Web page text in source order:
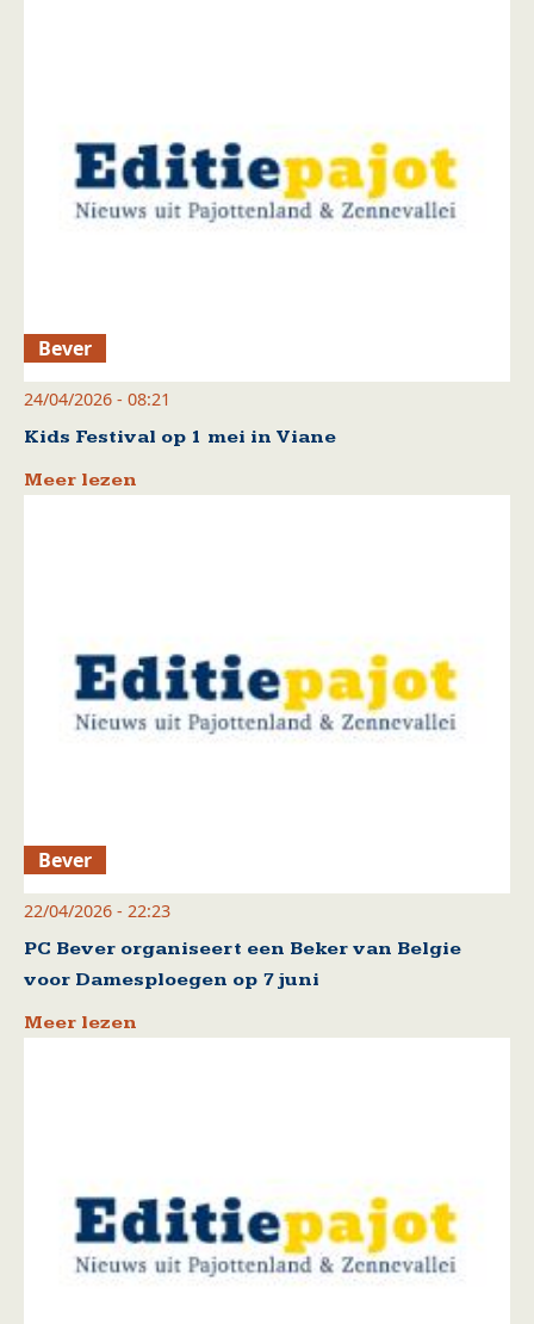
Bever
24/04/2026 - 08:21
Kids Festival op 1 mei in Viane
Meer lezen
Bever
22/04/2026 - 22:23
PC Bever organiseert een Beker van Belgie
voor Damesploegen op 7 juni
Meer lezen